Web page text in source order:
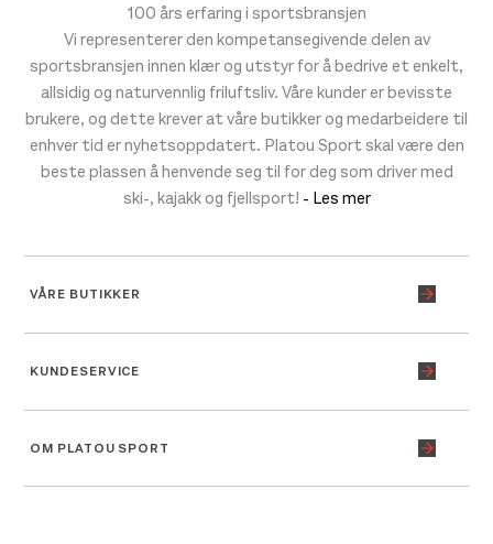
100 års erfaring i sportsbransjen
Vi representerer den kompetansegivende delen av
sportsbransjen innen klær og utstyr for å bedrive et enkelt,
allsidig og naturvennlig friluftsliv. Våre kunder er bevisste
brukere, og dette krever at våre butikker og medarbeidere til
enhver tid er nyhetsoppdatert. Platou Sport skal være den
beste plassen å henvende seg til for deg som driver med
ski-, kajakk og fjellsport! - Les mer
VÅRE BUTIKKER
KUNDESERVICE
OM PLATOU SPORT